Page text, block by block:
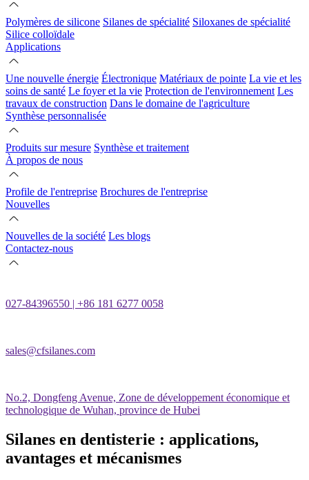
Polymères de silicone Silanes de spécialité Siloxanes de spécialité
Silice colloïdale
Applications
Une nouvelle énergie Électronique Matériaux de pointe La vie et les
soins de santé Le foyer et la vie Protection de l'environnement Les
travaux de construction Dans le domaine de l'agriculture
Synthèse personnalisée
Produits sur mesure Synthèse et traitement
À propos de nous
Profile de l'entreprise Brochures de l'entreprise
Nouvelles
Nouvelles de la société Les blogs
Contactez-nous
027-84396550 | +86 181 6277 0058
sales@cfsilanes.com
No.2, Dongfeng Avenue, Zone de développement économique et
technologique de Wuhan, province de Hubei
Silanes en dentisterie : applications,
avantages et mécanismes